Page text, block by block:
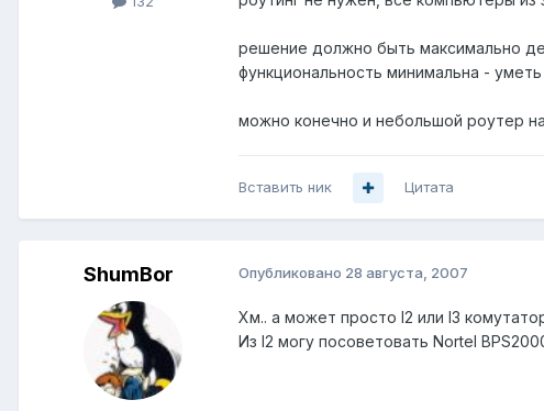
решение должно быть максимально
функциональность минимальна -
можно конечно и небольшой роутер
Вставить ник Цитата
ShumBor Опубликовано 28 августа, 2007
Хм.. а может просто l2 или l3
Из l2 могу посоветовать Nortel